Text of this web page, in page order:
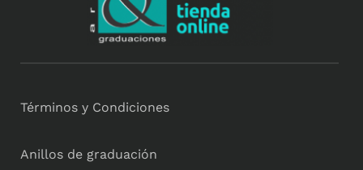
Términos y Condiciones
Anillos de graduación